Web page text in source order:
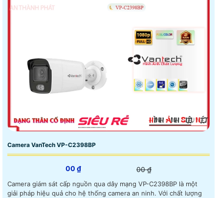
Camera VanTech VP-C2398BP
00 ₫ 00 ₫
Camera giám sát cấp nguồn qua dây mạng VP-C2398BP là một
giải pháp hiệu quả cho hệ thống camera an ninh. Với chất lượng